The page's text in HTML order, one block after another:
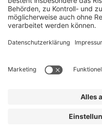
+49 69 7595 3028
Marketing & Social Media
sina.goy@dfvcg.de